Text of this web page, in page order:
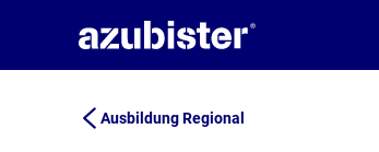
Ausbildung Regional